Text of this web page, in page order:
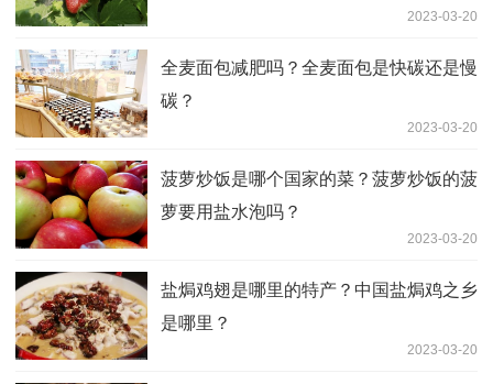
2023-03-20
全麦面包减肥吗？全麦面包是快碳还是慢
碳？
2023-03-20
菠萝炒饭是哪个国家的菜？菠萝炒饭的菠
萝要用盐水泡吗？
2023-03-20
盐焗鸡翅是哪里的特产？中国盐焗鸡之乡
是哪里？
2023-03-20